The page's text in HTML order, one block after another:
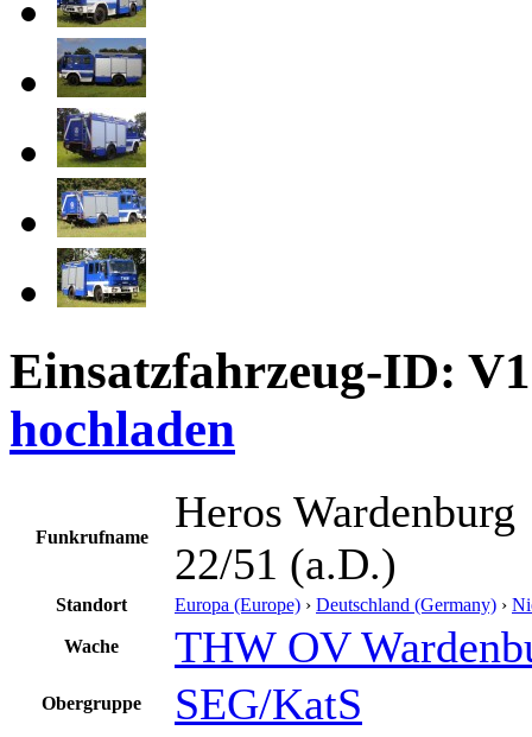
Einsatzfahrzeug-ID:
hochladen
Funkrufname
Heros Wardenburg
22/51 (a.D.)
Standort Europa (Europe) › Deutschland (Germany) ›
Wache THW OV
Obergruppe SEG/KatS